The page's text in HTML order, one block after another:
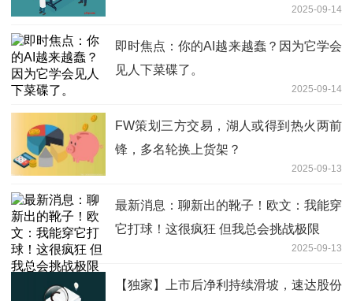
2025-09-14
即时焦点：你的AI越来越蠢？因为它学会
见人下菜碟了。
2025-09-14
FW策划三方交易，湖人或得到热火两前
锋，多名轮换上货架？
2025-09-13
最新消息：聊新出的靴子！欧文：我能穿
它打球！这很疯狂 但我总会挑战极限
2025-09-13
【独家】上市后净利持续滑坡，速达股份